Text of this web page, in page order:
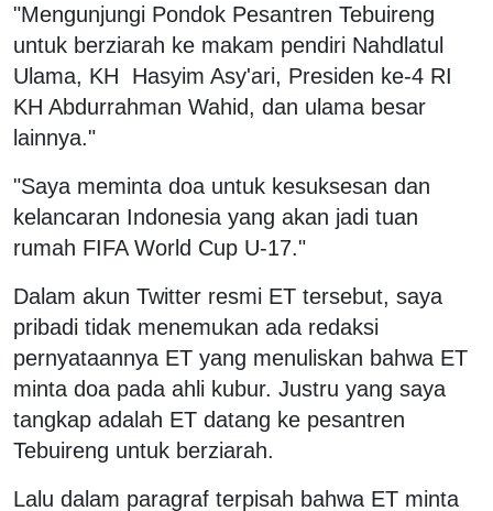
"Mengunjungi Pondok Pesantren Tebuireng
untuk berziarah ke makam pendiri Nahdlatul
Ulama, KH Hasyim Asy'ari, Presiden ke-4 RI
KH Abdurrahman Wahid, dan ulama besar
lainnya."
"Saya meminta doa untuk kesuksesan dan
kelancaran Indonesia yang akan jadi tuan
rumah FIFA World Cup U-17."
Dalam akun Twitter resmi ET tersebut, saya
pribadi tidak menemukan ada redaksi
pernyataannya ET yang menuliskan bahwa ET
minta doa pada ahli kubur. Justru yang saya
tangkap adalah ET datang ke pesantren
Tebuireng untuk berziarah.
Lalu dalam paragraf terpisah bahwa ET minta